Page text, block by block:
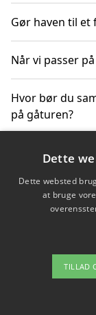
Gør haven til
Når vi passer
Hvor bør du
på gåturen?
Sådan rydder
Dette
Dette websted
at bruge
TILLAD